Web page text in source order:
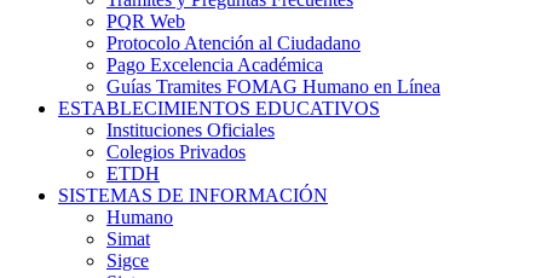
PQR Web
Protocolo Atención al Ciudadano
Pago Excelencia Académica
Guías Tramites FOMAG Humano en Línea
ESTABLECIMIENTOS EDUCATIVOS
Instituciones Oficiales
Colegios Privados
ETDH
SISTEMAS DE INFORMACIÓN
Humano
Simat
Sigce